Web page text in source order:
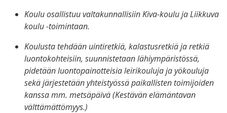
Koulu osallistuu valtakunnallisiin Kiva-koulu ja Liikkuva
koulu -toimintaan.
Koulusta tehdään uintiretkiä, kalastusretkiä ja retkiä
luontokohteisiin, suunnistetaan lähiympäristössä,
pidetään luontopainotteisia leirikouluja ja yökouluja
sekä järjestetään yhteistyössä paikallisten toimijoiden
kanssa mm. metsäpäivä (Kestävän elämäntavan
välttämättömyys.)